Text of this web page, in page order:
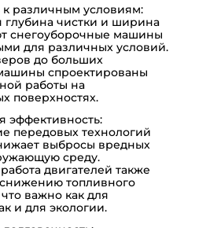
к различным условиям:
глубина чистки и ширина
снегоуборочные машины
для различных условий.
до больших
спроектированы
работы на
поверхностях.
эффективность:
передовых технологий
выбросы вредных
среду.
двигателей также
снижению топливного
важно как для
и для экологии.